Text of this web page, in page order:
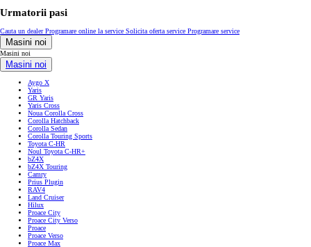
Urmatorii pasi
Cauta un dealerProgramare online la service Solicita oferta service Programare service
Masini noi
Masini noi
Masini noi
Aygo X
Yaris
GR Yaris
Yaris Cross
Noua Corolla Cross
Corolla Hatchback
Corolla Sedan
Corolla Touring Sports
Toyota C-HR
Noul Toyota C-HR+
bZ4X
bZ4X Touring
Camry
Prius Plugin
RAV4
Land Cruiser
Hilux
Proace City
Proace City Verso
Proace
Proace Verso
Proace Max